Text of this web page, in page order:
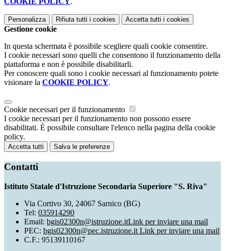
Personalizza Rifiuta tutti i cookies Accetta tutti i cookies
Gestione cookie
In questa schermata è possibile scegliere quali cookie consentire.
I cookie necessari sono quelli che consentono il funzionamento della
piattaforma e non è possibile disabilitarli.
Per conoscere quali sono i cookie necessari al funzionamento potete
visionare la COOKIE POLICY.
Cookie necessari per il funzionamento
I cookie necessari per il funzionamento non possono essere
disabilitati. È possibile consultare l'elenco nella pagina della cookie
policy.
Accetta tutti Salva le preferenze
Contatti
Istituto Statale d'Istruzione Secondaria Superiore "S. Riva"
Via Cortivo 30, 24067 Sarnico (BG)
Tel: 035914290
Email: bgis02300n@istruzione.itLink per inviare una mail
PEC: bgis02300n@pec.istruzione.it Link per inviare una mail
C.F.: 95139110167